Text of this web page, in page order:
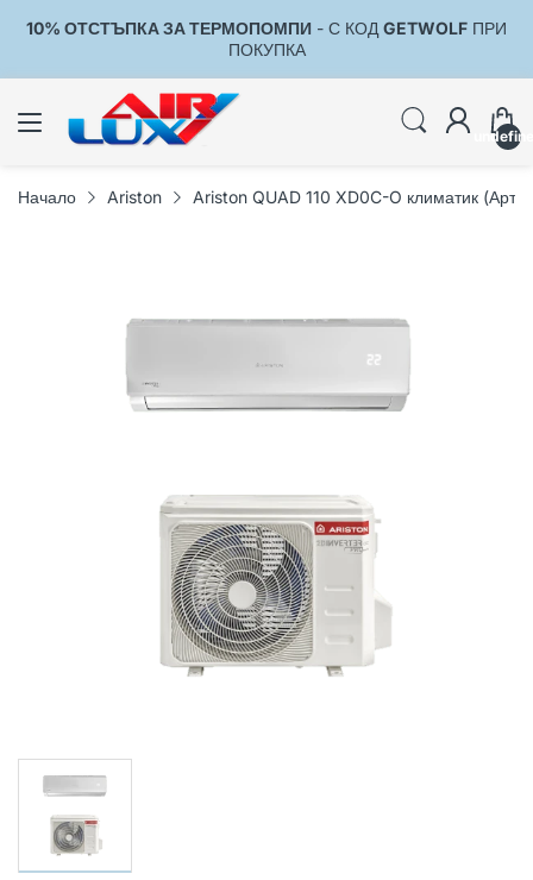
10% ОТСТЪПКА ЗА ТЕРМОПОМПИ - С КОД GETWOLF ПРИ
ПОКУПКА
Начало Ariston Ariston QUAD 110 XD0C-O климатик (Арт.